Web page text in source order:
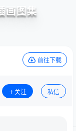
画图集
前往下载
关注 私信